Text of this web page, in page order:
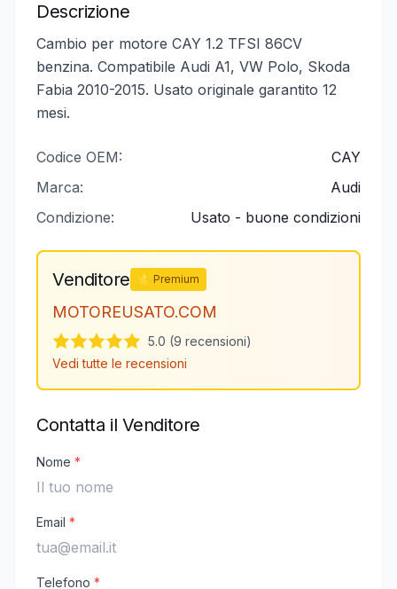
Descrizione
Cambio per motore CAY 1.2 TFSI 86CV
benzina. Compatibile Audi A1, VW Polo, Skoda
Fabia 2010-2015. Usato originale garantito 12
mesi.
Codice OEM:
CAY
Marca:
Audi
Condizione:
Usato - buone condizioni
Venditore ⭐ Premium
MOTOREUSATO.COM
5.0 (9 recensioni)
Vedi tutte le recensioni
Contatta il Venditore
Nome *
Email *
Telefono *